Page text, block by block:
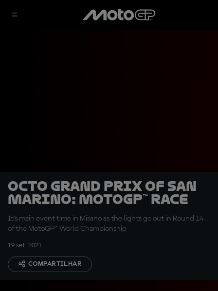
Octo Grand Prix of San
Marino: MotoGP™ Race
It's main event time in Misano as the lights go out in Round 14
of the MotoGP™ World Championship
19 set. 2021
COMPARTILHAR